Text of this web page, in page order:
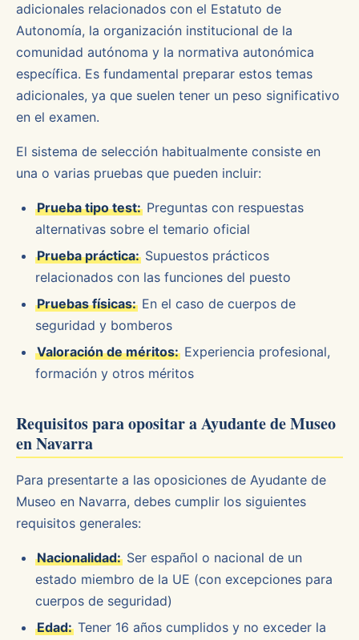
adicionales relacionados con el Estatuto de
Autonomía, la organización institucional de la
comunidad autónoma y la normativa autonómica
específica. Es fundamental preparar estos temas
adicionales, ya que suelen tener un peso significativo
en el examen.
El sistema de selección habitualmente consiste en
una o varias pruebas que pueden incluir:
Prueba tipo test: Preguntas con respuestas
alternativas sobre el temario oficial
Prueba práctica: Supuestos prácticos
relacionados con las funciones del puesto
Pruebas físicas: En el caso de cuerpos de
seguridad y bomberos
Valoración de méritos: Experiencia profesional,
formación y otros méritos
Requisitos para opositar a Ayudante de Museo
en Navarra
Para presentarte a las oposiciones de Ayudante de
Museo en Navarra, debes cumplir los siguientes
requisitos generales:
Nacionalidad: Ser español o nacional de un
estado miembro de la UE (con excepciones para
cuerpos de seguridad)
Edad: Tener 16 años cumplidos y no exceder la